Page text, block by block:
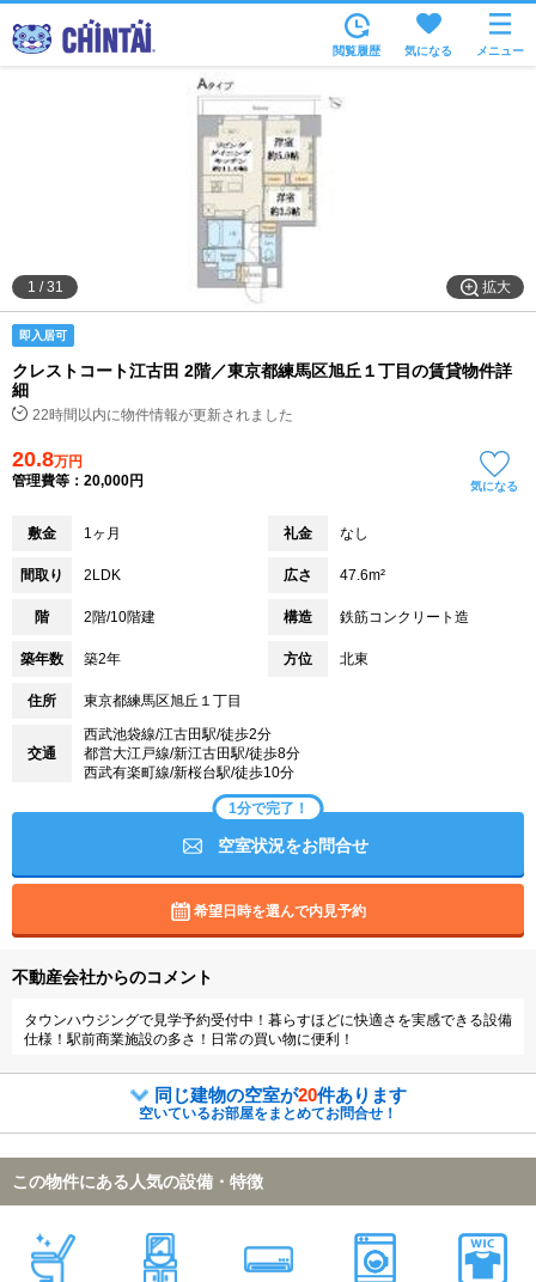
住所から
家賃相場から
通勤通学時間から
物件特集から
不動産会社から
閲覧履歴 気になる メニュー
拡大
1 /31
即入居可
クレストコート江古田 2階／東京都練馬区旭丘１丁目の賃貸物件詳
細
22時間以内に物件情報が更新されました
20.8万円
管理費等：20,000円
気になる
敷金 1ヶ月 礼金 なし
間取り 2LDK 広さ 47.6m²
階 2階/10階建 構造 鉄筋コンクリート造
築年数 築2年 方位 北東
住所 東京都練馬区旭丘１丁目
交通
西武池袋線/江古田駅/徒歩2分
都営大江戸線/新江古田駅/徒歩8分
西武有楽町線/新桜台駅/徒歩10分
1分で完了！
空室状況をお問合せ
希望日時を選んで内見予約
不動産会社からのコメント
タウンハウジングで見学予約受付中！暮らすほどに快適さを実感できる設備
仕様！駅前商業施設の多さ！日常の買い物に便利！
同じ建物の空室が20件あります
空いているお部屋をまとめてお問合せ！
この物件にある人気の設備・特徴